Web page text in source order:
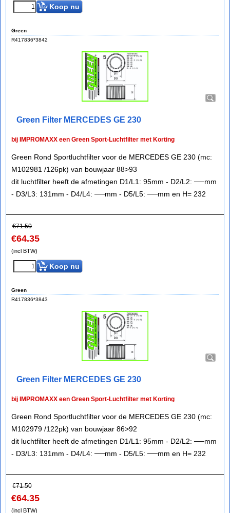
Koop nu
Green
R417836*3842
Green Filter MERCEDES GE 230
bij IMPROMAXX een Green Sport-Luchtfilter met Korting
Green Rond Sportluchtfilter voor de MERCEDES GE 230 (mc:
M102981 /126pk) van bouwjaar 88>93
dit luchtfilter heeft de afmetingen D1/L1: 95mm - D2/L2: ──mm
- D3/L3: 131mm - D4/L4: ──mm - D5/L5: ──mm en H= 232
€71.50
€64.35
(incl BTW)
Koop nu
Green
R417836*3843
Green Filter MERCEDES GE 230
bij IMPROMAXX een Green Sport-Luchtfilter met Korting
Green Rond Sportluchtfilter voor de MERCEDES GE 230 (mc:
M102979 /122pk) van bouwjaar 86>92
dit luchtfilter heeft de afmetingen D1/L1: 95mm - D2/L2: ──mm
- D3/L3: 131mm - D4/L4: ──mm - D5/L5: ──mm en H= 232
€71.50
€64.35
(incl BTW)